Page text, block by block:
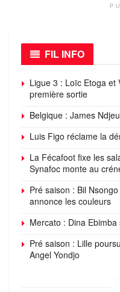
FIL INFO
Ligue 3 : Loïc Etoga et
première sortie
Belgique : James
Luis Figo réclame la
La Fécafoot fixe les
Synafoc monte au
Pré saison : Bil
annonce les couleurs
Mercato : Dina
Pré saison : Lille
Angel Yondjo